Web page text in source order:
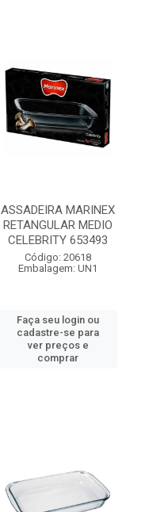
ASSADEIRA MARINEX
RETANGULAR MEDIO
CELEBRITY 653493
Código: 20618
Embalagem: UN1
Faça seu login ou
cadastre-se para
ver preços e
comprar